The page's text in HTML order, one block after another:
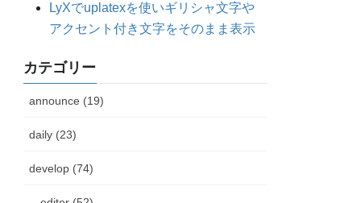
LyXでuplatexを使いギリシャ文字や
アクセント付き文字をそのまま表示
カテゴリー
announce (19)
daily (23)
develop (74)